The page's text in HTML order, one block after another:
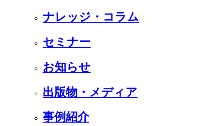
ナレッジ・コラム
セミナー
お知らせ
出版物・メディア
事例紹介